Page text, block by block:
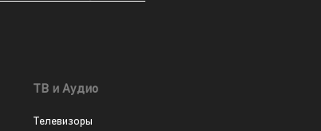
ТВ и Аудио
Телевизоры